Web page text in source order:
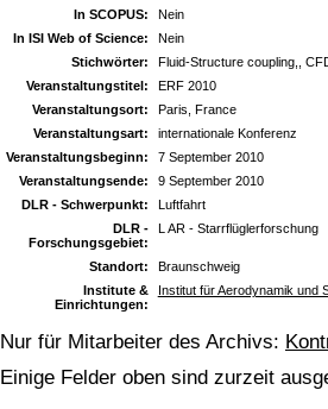
In SCOPUS:
Nein
In ISI Web of Science:
Nein
Stichwörter:
Fluid-Structure coupling,,
Veranstaltungstitel:
ERF 2010
Veranstaltungsort:
Paris, France
Veranstaltungsart:
internationale Konferenz
Veranstaltungsbeginn:
7 September 2010
Veranstaltungsende:
9 September 2010
DLR - Schwerpunkt:
Luftfahrt
DLR -
Forschungsgebiet:
L AR - Starrflüglerforschung
Standort:
Braunschweig
Institute &
Einrichtungen:
Institut für Aerodynamik und
Nur für Mitarbeiter des Archivs:
Einige Felder oben sind zurzeit